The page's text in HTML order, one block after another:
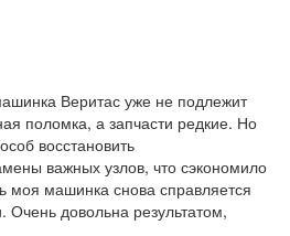
Веритас уже не подлежит
поломка, а запчасти редкие. Но
восстановить
важных узлов, что сэкономило
моя машинка снова справляется
довольна результатом,